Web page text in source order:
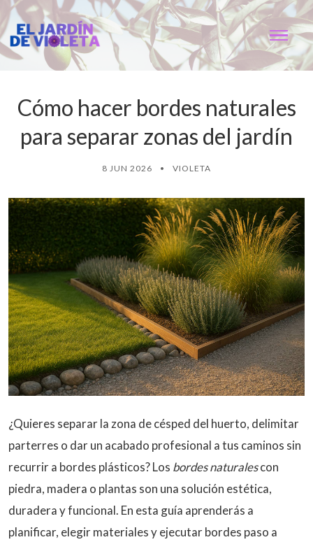
Cómo hacer bordes naturales
para separar zonas del jardín
8 JUN 2026 • VIOLETA
¿Quieres separar la zona de césped del huerto, delimitar
parterres o dar un acabado profesional a tus caminos sin
recurrir a bordes plásticos? Los bordes naturalescon
piedra, madera o plantas son una solución estética,
duradera y funcional. En esta guía aprenderás a
planificar, elegir materiales y ejecutar bordes paso a